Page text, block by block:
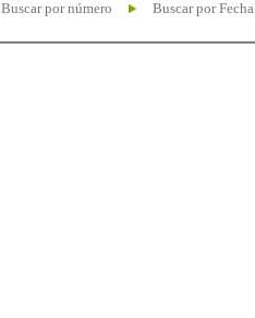
Buscar por número Buscar por Fecha